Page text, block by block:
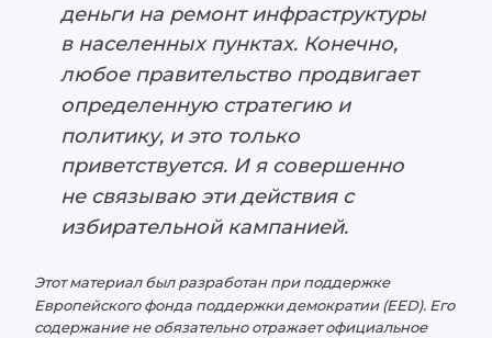
деньги на ремонт инфраструктуры
в населенных пунктах. Конечно,
любое правительство продвигает
определенную стратегию и
политику, и это только
приветствуется. И я совершенно
не связываю эти действия с
избирательной кампанией.
Этот материал был разработан при поддержке
Европейского фонда поддержки демократии (EED). Его
содержание не обязательно отражает официальное